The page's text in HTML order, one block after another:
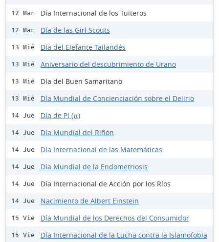
12 Mar Día Internacional de los Tuiteros
12 Mar Día de las Girl Scouts
13 Mié Día del Elefante Tailandés
13 Mié Aniversario del descubrimiento de Urano
13 Mié Día del Buen Samaritano
13 Mié Día Mundial de Concienciación sobre el Delirio
14 Jue Día de Pi (π)
14 Jue Día Mundial del Riñón
14 Jue Día Internacional de las Matemáticas
14 Jue Día Mundial de la Endometriosis
14 Jue Día Internacional de Acción por los Ríos
14 Jue Nacimiento de Albert Einstein
15 Vie Día Mundial de los Derechos del Consumidor
15 Vie Día Internacional de la Lucha contra la Islamofobia